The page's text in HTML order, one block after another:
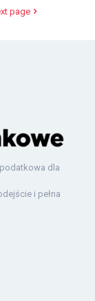
page
dla
i pełna